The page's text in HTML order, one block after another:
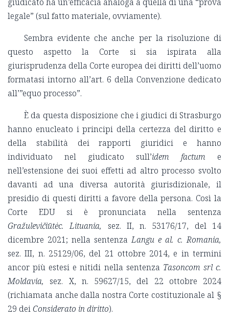
giudicato ha un’efficacia analoga a quella di una “prova
legale” (sul fatto materiale, ovviamente).
Sembra evidente che anche per la risoluzione di
questo aspetto la Corte si sia ispirata alla
giurisprudenza della Corte europea dei diritti dell’uomo
formatasi intorno all’art. 6 della Convenzione dedicato
all’”equo processo”.
È da questa disposizione che i giudici di Strasburgo
hanno enucleato i principi della certezza del diritto e
della stabilità dei rapporti giuridici e hanno
individuato nel giudicato sull’idem factum e
nell’estensione dei suoi effetti ad altro processo svolto
davanti ad una diversa autorità giurisdizionale, il
presidio di questi diritti a favore della persona. Così la
Corte EDU si è pronunciata nella sentenza
Gražulevičiūtėc. Lituania,
sez. II, n. 53176/17, del 14
dicembre 2021; nella sentenzaLangu e al. c. Romania,
sez. III, n. 25129/06, del 21 ottobre 2014, e in termini
ancor più estesi e nitidi nella sentenza Tasoncom srl c.
Moldavia, sez. X, n. 59627/15, del 22 ottobre 2024
(richiamata anche dalla nostra Corte costituzionale al §
29 deiConsiderato in diritto).